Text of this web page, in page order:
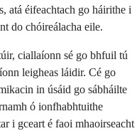
atá éifeachtach go háirithe i
do chóireálacha eile.
ciallaíonn sé go bhfuil tú
leigheas láidir. Cé go
in úsáid go sábháilte
ó ionfhabhtuithe
i gceart é faoi mhaoirseacht